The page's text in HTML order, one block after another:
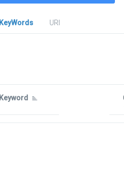
KeyWords
URl
Keyword